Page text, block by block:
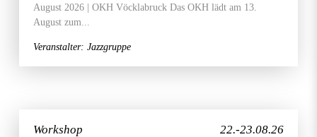
August 2026 | OKH Vöcklabruck Das OKH lädt am 13.
August zum...
Veranstalter: Jazzgruppe
22.-23.08.26
Workshop